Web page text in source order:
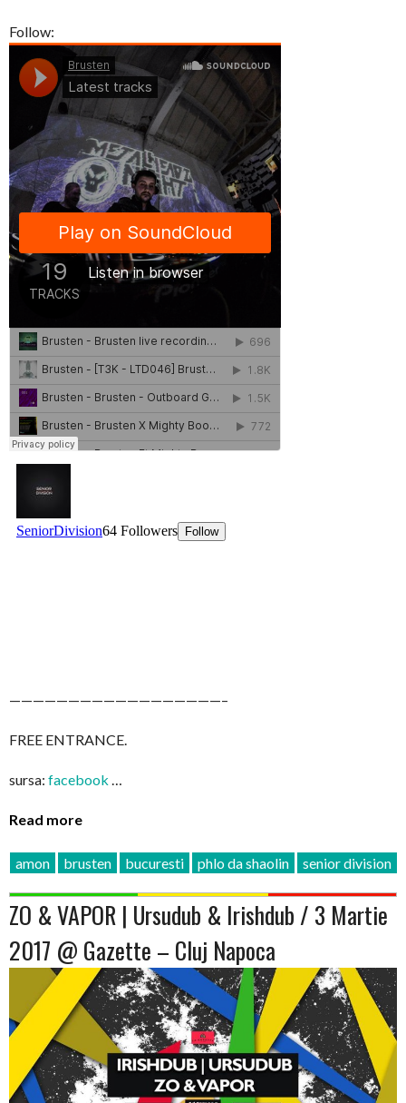
Follow:
——————————————————–
FREE ENTRANCE.
sursa: facebook …
Read more
amon brusten bucuresti phlo da shaolin senior division
ZO & VAPOR | Ursudub & Irishdub / 3 Martie
2017 @ Gazette – Cluj Napoca